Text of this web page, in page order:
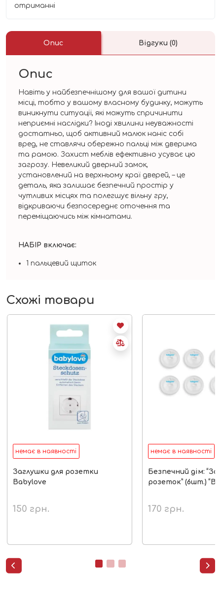
отриманні
Опис Відгуки (0)
Опис
Навіть у найбезпечнішому для вашої дитини
місці, тобто у вашому власному будинку, можуть
виникнути ситуації, які можуть спричинити
неприємні наслідки? Іноді хвилини неуважності
достатньо, щоб активний малюк наніс собі
вред, не ставлячи обережно пальці між дверима
та рамою. Захист меблів ефективно усуває цю
загрозу. Невеликий дверний замок,
установлений на верхньому краї дверей, – це
деталь, яка залишає безпечний простір у
чутливих місцях та полегшує вільну гру,
відкриваючи безпосереднє оточення та
переміщаючись між кімнатами.
НАБІР включає:
1 пальцевий щиток
Схожі товари
немає в наявності
Заглушки для розетки
Babylove
150 грн.
немає в наявності
Безпечний дім:
розеток” (6шт.)
170 грн.
 